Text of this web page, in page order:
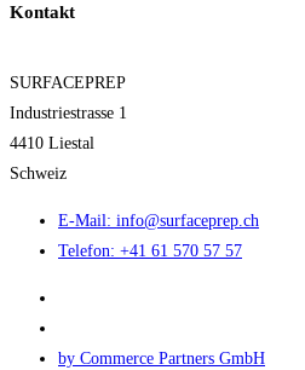
Kontakt
SURFACEPREP
Industriestrasse 1
4410 Liestal
Schweiz
E-Mail: info@surfaceprep.ch
Telefon: +41 61 570 57 57
by Commerce Partners GmbH